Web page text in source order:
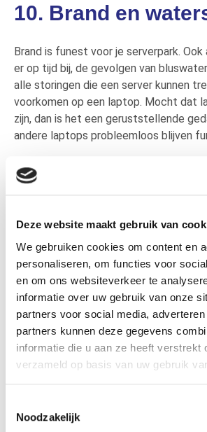
Deze website maakt gebruik van
We gebruiken cookies om content en
personaliseren, om functies voor
en om ons websiteverkeer te
informatie over uw gebruik van onze
partners voor social media,
partners kunnen deze gegevens
informatie die u aan ze heeft verstrekt
verzameld op basis van uw gebruik
Noodzakelijk
10. Brand en
Brand is funest voor je serverpark.
er op tijd bij, de gevolgen van
alle storingen die een server kunnen
voorkomen op een laptop. Mocht dat
zijn, dan is het een geruststellende
andere laptops probleemloos blijven
In 6 stappen een
Ben je bang dat de overgang van een
cloud onhaalbaarisvoor jouw kantoor?
tegendeel enzorgt in 6 stappenvoor
toekomstbestendig
Een toekomstbestendig